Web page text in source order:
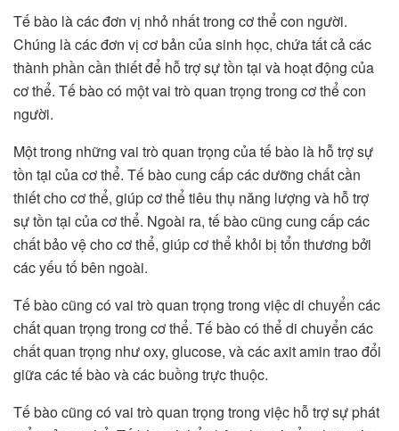
Tế bào là các đơn vị nhỏ nhất trong cơ thể con người.
Chúng là các đơn vị cơ bản của sinh học, chứa tất cả các
thành phần cần thiết để hỗ trợ sự tồn tại và hoạt động của
cơ thể. Tế bào có một vai trò quan trọng trong cơ thể con
người.
Một trong những vai trò quan trọng của tế bào là hỗ trợ sự
tồn tại của cơ thể. Tế bào cung cấp các dưỡng chất cần
thiết cho cơ thể, giúp cơ thể tiêu thụ năng lượng và hỗ trợ
sự tồn tại của cơ thể. Ngoài ra, tế bào cũng cung cấp các
chất bảo vệ cho cơ thể, giúp cơ thể khỏi bị tổn thương bởi
các yếu tố bên ngoài.
Tế bào cũng có vai trò quan trọng trong việc di chuyển các
chất quan trọng trong cơ thể. Tế bào có thể di chuyển các
chất quan trọng như oxy, glucose, và các axit amin trao đổi
giữa các tế bào và các buồng trực thuộc.
Tế bào cũng có vai trò quan trọng trong việc hỗ trợ sự phát